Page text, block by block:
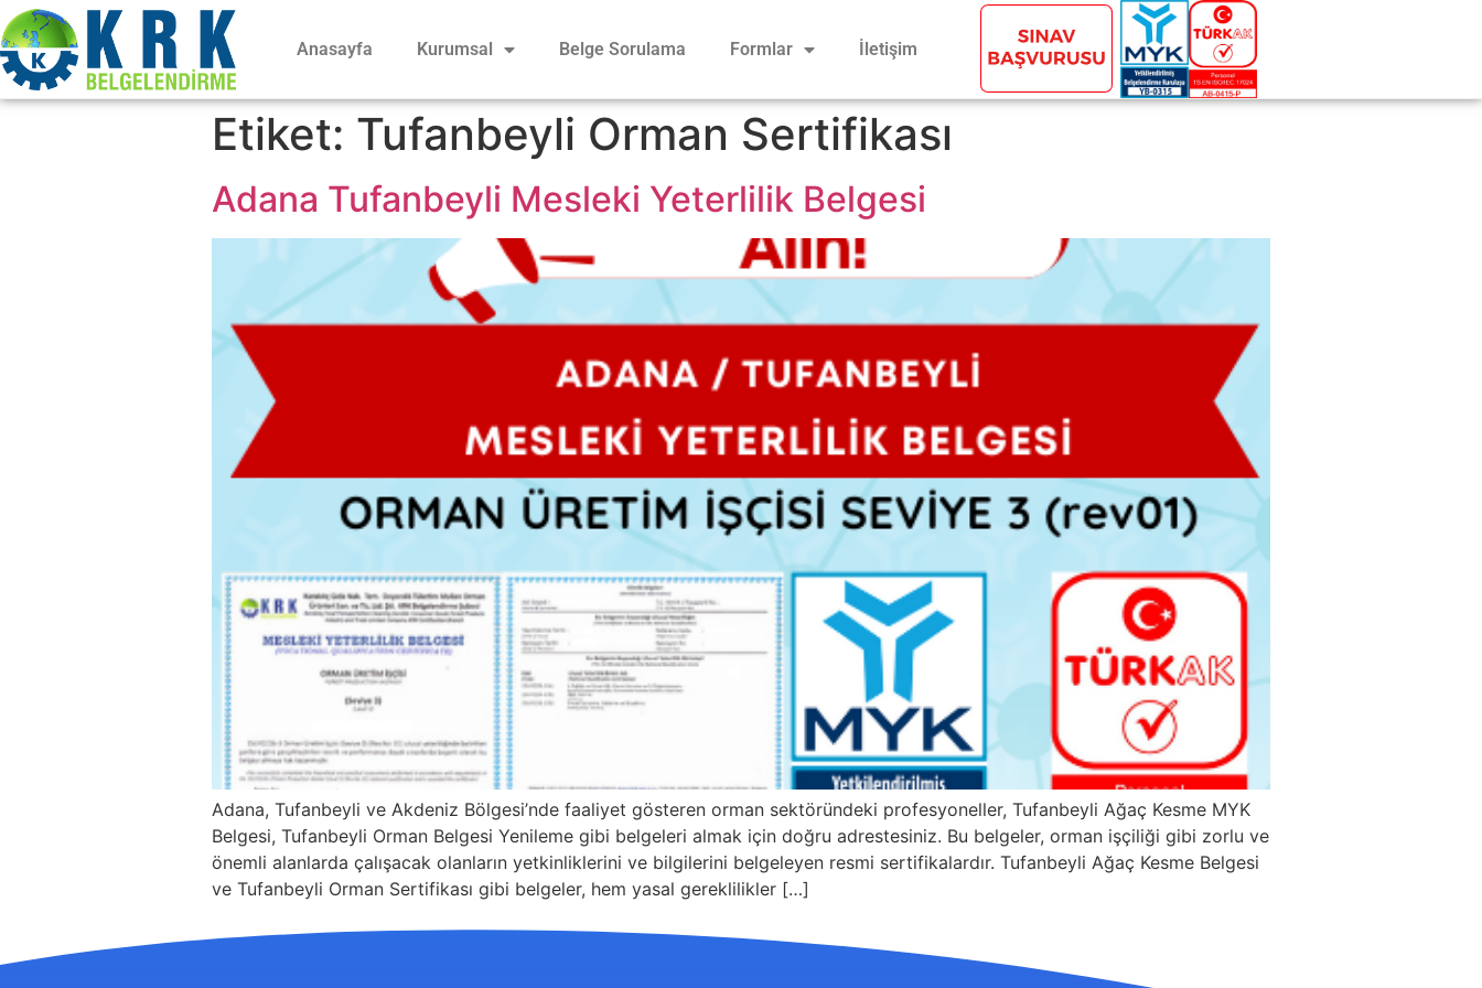
Anasayfa Kurumsal Belge Sorulama Formlar İletişim
Etiket: Tufanbeyli Orman Sertifikası
Adana Tufanbeyli Mesleki Yeterlilik Belgesi
Adana, Tufanbeyli ve Akdeniz Bölgesi’nde faaliyet gösteren orman sektöründeki profesyoneller, Tufanbeyli Ağaç Kesme MYK
Belgesi, Tufanbeyli Orman Belgesi Yenileme gibi belgeleri almak için doğru adrestesiniz. Bu belgeler, orman işçiliği gibi zorlu ve
önemli alanlarda çalışacak olanların yetkinliklerini ve bilgilerini belgeleyen resmi sertifikalardır. Tufanbeyli Ağaç Kesme Belgesi
ve Tufanbeyli Orman Sertifikası gibi belgeler, hem yasal gereklilikler […]